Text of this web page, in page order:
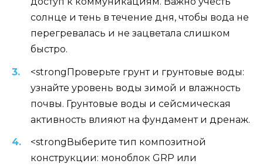
солнце и тень в течение дня, чтобы вода не
перегревалась и не зацветала слишком
быстро.
<strongПроверьте грунт и грунтовые воды:
узнайте уровень воды зимой и влажность
почвы. Грунтовые воды и сейсмическая
активность влияют на фундамент и дренаж.
<strongВыберите тип композитной
конструкции: моноблок GRP или